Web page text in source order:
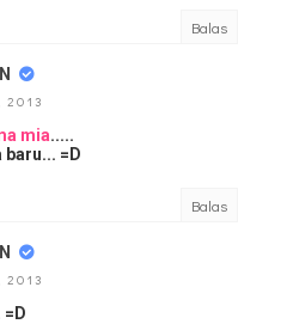
Balas
2013
mia.....
=D
Balas
2013
=D